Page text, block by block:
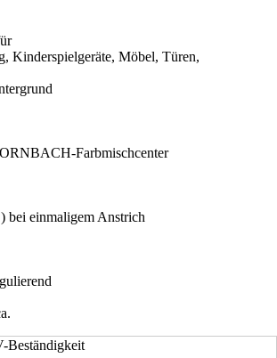
Kinderspielgeräte, Möbel, Türen,
Farbmischcenter
bei einmaligem Anstrich
Beständigkeit